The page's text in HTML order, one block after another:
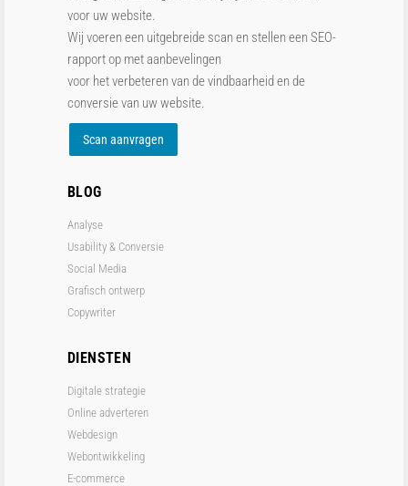
voor uw website.
Wij voeren een uitgebreide scan en stellen een SEO-
rapport op met aanbevelingen
voor het verbeteren van de vindbaarheid en de
conversie van uw website.
Scan aanvragen
BLOG
Analyse
Usability & Conversie
Social Media
Grafisch ontwerp
Copywriter
DIENSTEN
Digitale strategie
Online adverteren
Webdesign
Webontwikkeling
E-commerce